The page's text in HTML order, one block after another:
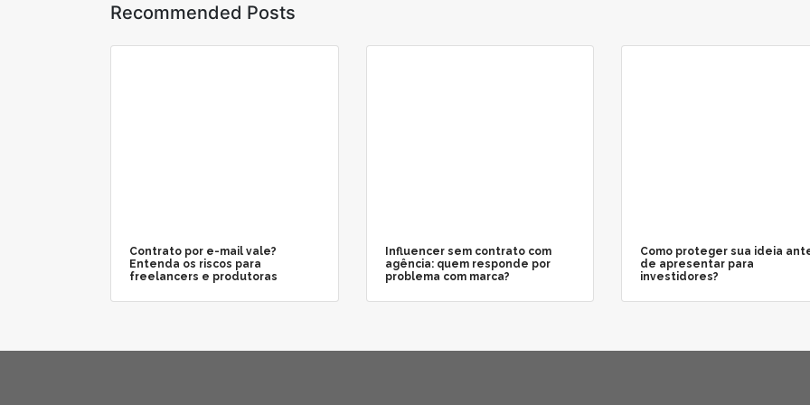
Recommended Posts
Contrato por e-mail vale?
Entenda os riscos para
freelancers e produtoras
Influencer sem contrato com
agência: quem responde por
problema com marca?
Como proteger sua ideia
de apresentar para
investidores?